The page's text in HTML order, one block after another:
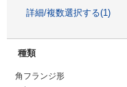
詳細/複数選択する(1)
種類
角フランジ形